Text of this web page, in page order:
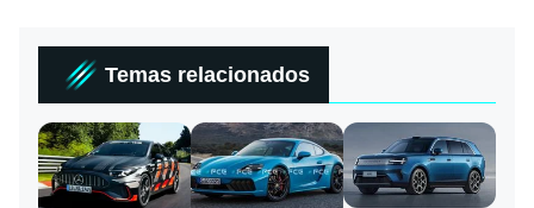
Temas relacionados